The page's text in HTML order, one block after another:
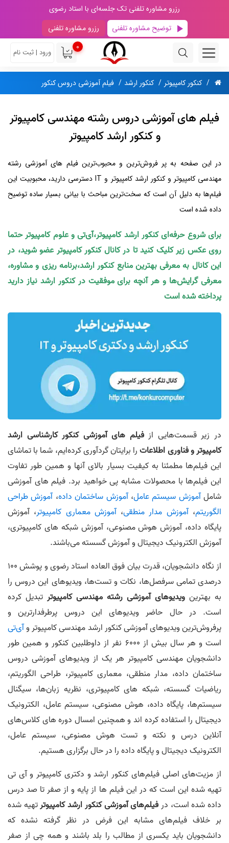
رزرو مشاوره تلفنی تک جلسه‌ای با استاد رضوی
توضیح مشاوره تلفنی
رزرو مشاوره تلفنی
0
ورود | ثبت نام
کنکور کامپیوتر کنکور ارشد فیلم آموزشی دروس کنکور
فیلم های آموزشی دروس رشته مهندسی کامپیوتر
و کنکور ارشد کامپیوتر
در این صفحه به پر فروش‌ترین و محبوب‌ترین فیلم های آموزشی رشته
مهندسی کامپیوتر و کنکور ارشد کامپیوتر و IT دسترسی دارید، محبوبیت این
فیلم‌ها به دلیل آن است که سخت‌ترین مباحث با بیانی بسیار ساده توضیح
داده شده است
برای شروع حرفه‌ای کنکور ارشد کامپیوتر،آی‌تی و علوم کامپیوتر حتما
روی عکس زیر کلیک کنید تا در کانال کنکور کامپیوتر عضو شوید، در
این کانال به معرفی بهترین منابع کنکور ارشد،برنامه ریزی و مشاوره،
معرفی گرایش‌ها و هر آنچه برای موفقیت در کنکور ارشد نیاز دارید
پرداخته شده است
در زیر قسمت‌هایی ازفیلم‌ های آموزشی کنکور کارشناسی ارشد
کامپیوتر و فناوری اطلاعاترا برایتان گردآوری کرده‌ایم،‌ شما با تماشای
این فیلم‌ها مطمئنا به کیفیت بسیار بالای آنها و همین طور تفاوت
این فیلم‌ها با محصولات مشابه پی خواهید برد. فیلم های آموزشی
شاملآموزش سیستم عامل،آموزش ساختمان داده،آموزش طراحی
الگوریتم،آموزش مدار منطقی،آموزش معماری کامپیوتر، آموزش
پایگاه داده، آموزش هوش مصنوعی، آموزش شبکه های کامپیوتری،
آموزش الکترونیک دیجیتال و آموزش گسسته می‌باشند.
از نگاه دانشجویان، قدرت بیان فوق العاده استاد رضوی و پوشش ۱۰۰
درصدی تمامی سرفصل‌ها، نکات و تست‌ها، ویدیوهای این دروس را
به بهترین ویدیوهای آموزشی رشته مهندسی کامپیوتر تبدیل کرده
است. در حال حاضر ویدیوهای این دروس پرطرفدارترین و
پرفروش‌ترین ویدیوهای آموزشی کنکور ارشد مهندسی کامپیوتر وآی‌تی
است و هر سال بیش از ۶۰۰۰ نفر از داوطلبین کنکور و همین طور
دانشجویان مهندسی کامپیوتر هر یک از ویدیوهای آموزشی دروس
ساختمان داده، مدار منطقی، معماری کامپیوتر، طراحی الگوریتم،
ریاضیات گسسته، شبکه های کامپیوتری، نظریه زبان‌ها، سیگنال
سیستم‌ها، پایگاه داده، هوش مصنوعی، سیستم عامل، الکترونیک
دیجیتال را استفاده کرده اند و همچنین امسال دوره های کلاس‌های
آنلاین درس و نکته و تست هوش مصنوعی، سیستم عامل،
الکترونیک دیجیتال و پایگاه داده را در حال برگزاری هستیم.
از مزیت‌های اصلی فیلم‌های کنکور ارشد و دکتری کامپیوتر و آی تی
تهیه شده این است که در این فیلم ها از پایه و از صفر تا صد درس
داده شده است، در فیلم‌های آموزشی کنکور ارشد کامپیوترتهیه شده
بر خلاف فیلم‌های مشابه این فرض در نظر گرفته نشده که
دانشجویان باید یکسری از مطالب را بلد باشند و همه چی از صفر